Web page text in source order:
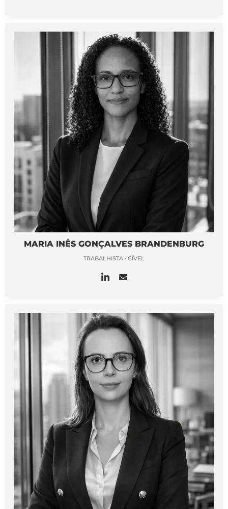
MARIA INÊS GONÇALVES BRANDENBURG
TRABALHISTA • CÍVEL